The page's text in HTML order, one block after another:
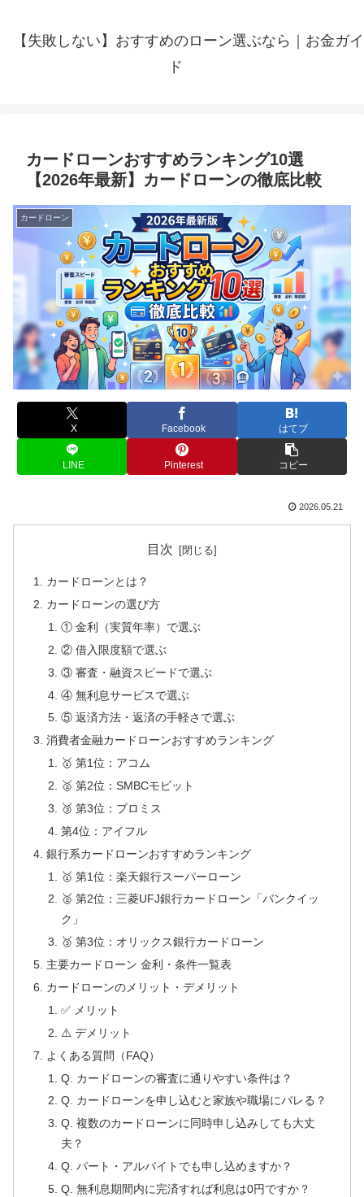
【失敗しない】おすすめのローン選ぶなら｜お金ガイ
ド
カードローンおすすめランキング10選
【2026年最新】カードローンの徹底比較
カードローン
X Facebook はてブ
LINE Pinterest コピー
2026.05.21
目次
カードローンとは？
カードローンの選び方
① 金利（実質年率）で選ぶ
② 借入限度額で選ぶ
③ 審査・融資スピードで選ぶ
④ 無利息サービスで選ぶ
⑤ 返済方法・返済の手軽さで選ぶ
消費者金融カードローンおすすめランキング
🥇 第1位：アコム
🥈 第2位：SMBCモビット
🥉 第3位：プロミス
第4位：アイフル
銀行系カードローンおすすめランキング
🥇 第1位：楽天銀行スーパーローン
🥈 第2位：三菱UFJ銀行カードローン「バンクイッ
ク」
🥉 第3位：オリックス銀行カードローン
主要カードローン 金利・条件一覧表
カードローンのメリット・デメリット
✅ メリット
⚠️ デメリット
よくある質問（FAQ）
Q. カードローンの審査に通りやすい条件は？
Q. カードローンを申し込むと家族や職場にバレる？
Q. 複数のカードローンに同時申し込みしても大丈
夫？
Q. パート・アルバイトでも申し込めますか？
Q. 無利息期間内に完済すれば利息は0円ですか？